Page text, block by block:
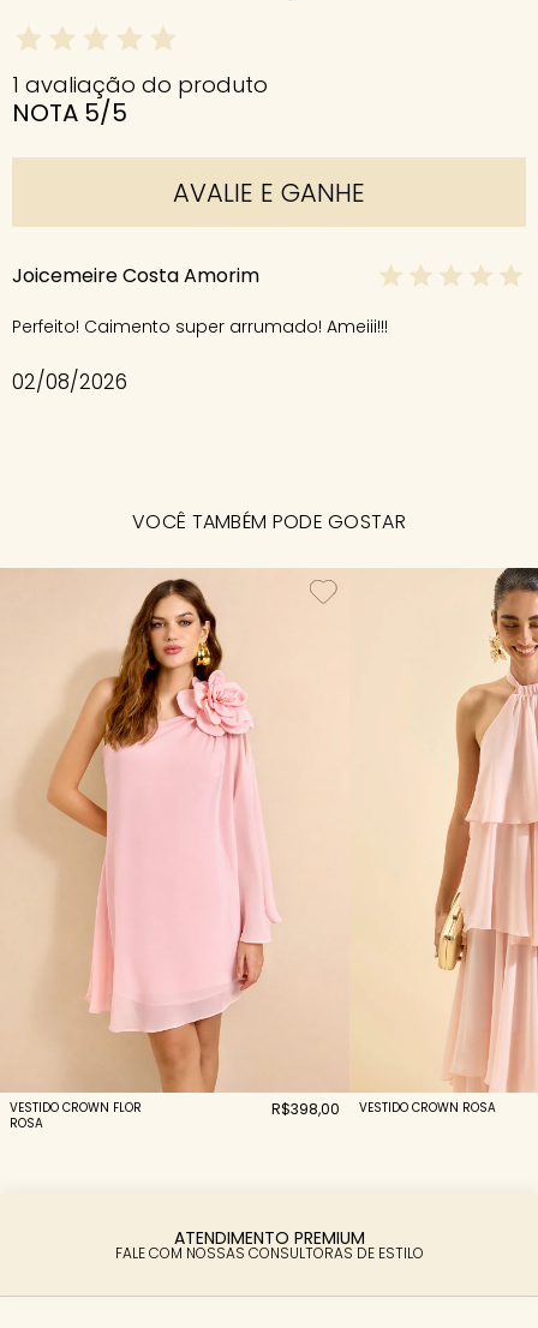
1 avaliação do produto
NOTA 5/5
AVALIE E GANHE
Joicemeire Costa Amorim
Perfeito! Caimento super arrumado! Ameiii!!!
02/08/2026
VOCÊ TAMBÉM PODE GOSTAR
VESTIDO CROWN FLOR
ROSA
R$398,00 VESTIDO CROWN ROSA
PARCELAMENTO FACILITADO
6X SEM JUROS